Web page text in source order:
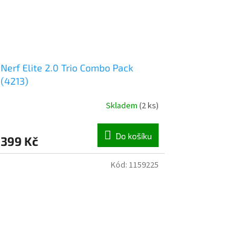
Nerf Elite 2.0 Trio Combo Pack
(4213)
Skladem (2 ks)
399 Kč Do košíku
Kód: 1159225